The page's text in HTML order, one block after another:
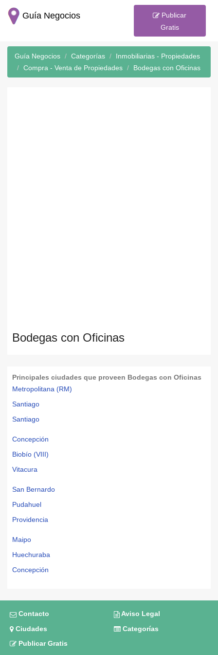
Guía Negocios
Publicar
Gratis
Guía Negocios Categorías
Inmobiliarias - Propiedades
Compra - Venta de Propiedades
Bodegas con Oficinas
Bodegas con Oficinas
Principales ciudades que proveen Bodegas con Oficinas
Metropolitana (RM)
Santiago
Santiago
Concepción
Biobío (VIII)
Vitacura
San Bernardo
Pudahuel
Providencia
Maipo
Huechuraba
Concepción
Contacto
Aviso Legal
Ciudades
Categorías
Publicar Gratis